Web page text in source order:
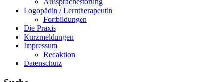
Aussprachestörung
Logopädin / Lerntherapeutin
Fortbildungen
Die Praxis
Kurzmeldungen
Impressum
Redaktion
Datenschutz